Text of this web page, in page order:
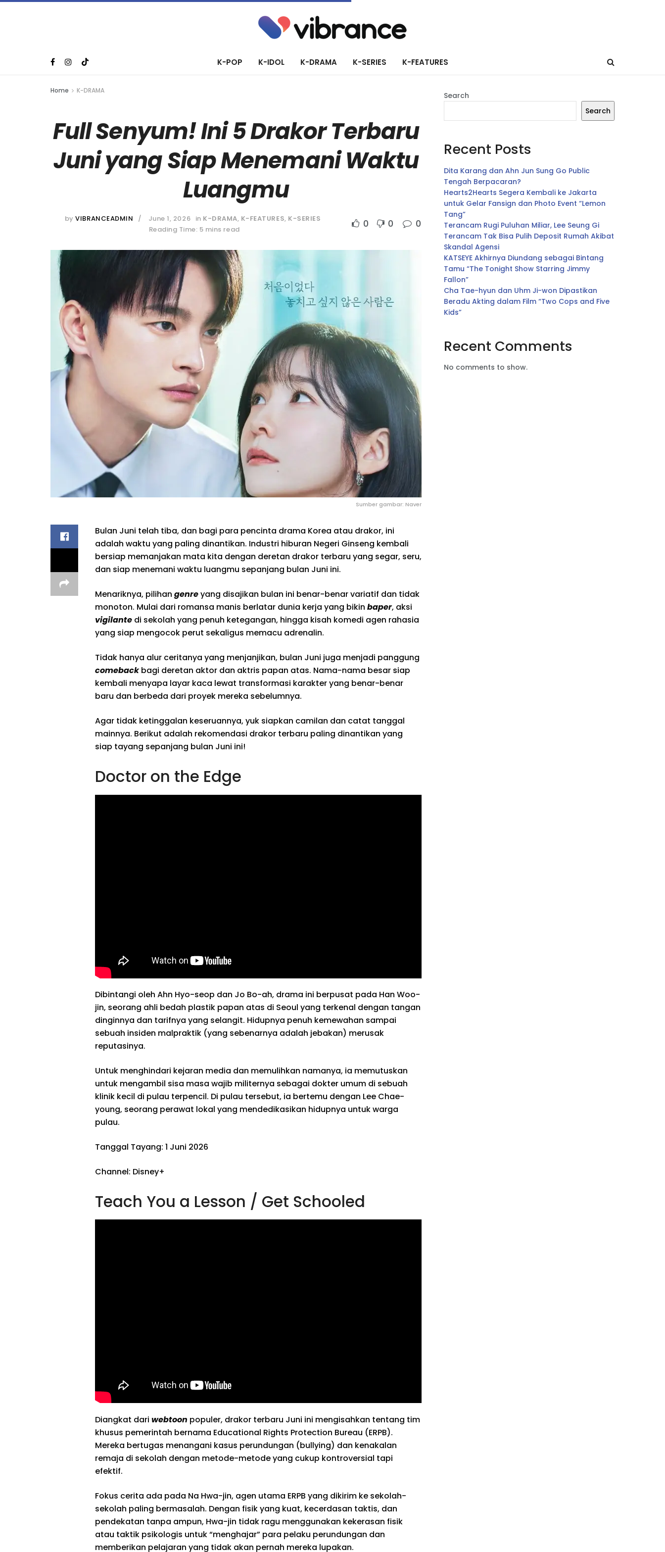
K-POP K-IDOL K-DRAMA K-SERIES K-FEATURES
Home K-DRAMA
Full Senyum! Ini 5 Drakor Terbaru
Juni yang Siap Menemani Waktu
Luangmu
by VIBRANCEADMIN June 1, 2026 in K-DRAMA, K-FEATURES, K-SERIES
Reading Time: 5 mins read
0 0 0
Sumber gambar: Naver
Bulan Juni telah tiba, dan bagi para pencinta drama Korea atau drakor, ini
adalah waktu yang paling dinantikan. Industri hiburan Negeri Ginseng kembali
bersiap memanjakan mata kita dengan deretan drakor terbaru yang segar, seru,
dan siap menemani waktu luangmu sepanjang bulan Juni ini.
Menariknya, pilihan genreyang disajikan bulan ini benar-benar variatif dan tidak
monoton. Mulai dari romansa manis berlatar dunia kerja yang bikin baper, aksi
vigilante di sekolah yang penuh ketegangan, hingga kisah komedi agen rahasia
yang siap mengocok perut sekaligus memacu adrenalin.
Tidak hanya alur ceritanya yang menjanjikan, bulan Juni juga menjadi panggung
comebackbagi deretan aktor dan aktris papan atas. Nama-nama besar siap
kembali menyapa layar kaca lewat transformasi karakter yang benar-benar
baru dan berbeda dari proyek mereka sebelumnya.
Agar tidak ketinggalan keseruannya, yuk siapkan camilan dan catat tanggal
mainnya. Berikut adalah rekomendasi drakor terbaru paling dinantikan yang
siap tayang sepanjang bulan Juni ini!
Doctor on the Edge
Dibintangi oleh Ahn Hyo-seop dan Jo Bo-ah, drama ini berpusat pada Han Woo-
jin, seorang ahli bedah plastik papan atas di Seoul yang terkenal dengan tangan
dinginnya dan tarifnya yang selangit. Hidupnya penuh kemewahan sampai
sebuah insiden malpraktik (yang sebenarnya adalah jebakan) merusak
reputasinya.
Untuk menghindari kejaran media dan memulihkan namanya, ia memutuskan
untuk mengambil sisa masa wajib militernya sebagai dokter umum di sebuah
klinik kecil di pulau terpencil. Di pulau tersebut, ia bertemu dengan Lee Chae-
young, seorang perawat lokal yang mendedikasikan hidupnya untuk warga
pulau.
Tanggal Tayang: 1 Juni 2026
Channel: Disney+
Teach You a Lesson / Get Schooled
Diangkat dari webtoon populer, drakor terbaru Juni ini mengisahkan tentang tim
khusus pemerintah bernama Educational Rights Protection Bureau (ERPB).
Mereka bertugas menangani kasus perundungan (bullying) dan kenakalan
remaja di sekolah dengan metode-metode yang cukup kontroversial tapi
efektif.
Fokus cerita ada pada Na Hwa-jin, agen utama ERPB yang dikirim ke sekolah-
sekolah paling bermasalah. Dengan fisik yang kuat, kecerdasan taktis, dan
pendekatan tanpa ampun, Hwa-jin tidak ragu menggunakan kekerasan fisik
atau taktik psikologis untuk “menghajar” para pelaku perundungan dan
memberikan pelajaran yang tidak akan pernah mereka lupakan.
Search
Search
Recent Posts
Dita Karang dan Ahn Jun Sung Go Public
Tengah Berpacaran?
Hearts2Hearts Segera Kembali ke Jakarta
untuk Gelar Fansign dan Photo Event “Lemon
Tang”
Terancam Rugi Puluhan Miliar, Lee Seung Gi
Terancam Tak Bisa Pulih Deposit Rumah Akibat
Skandal Agensi
KATSEYE Akhirnya Diundang sebagai Bintang
Tamu “The Tonight Show Starring Jimmy
Fallon”
Cha Tae-hyun dan Uhm Ji-won Dipastikan
Beradu Akting dalam Film “Two Cops and Five
Kids”
Recent Comments
No comments to show.